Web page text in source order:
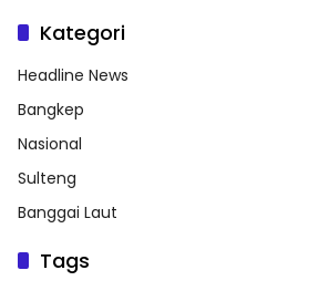
Kategori
Headline News
Bangkep
Nasional
Sulteng
Banggai Laut
Tags